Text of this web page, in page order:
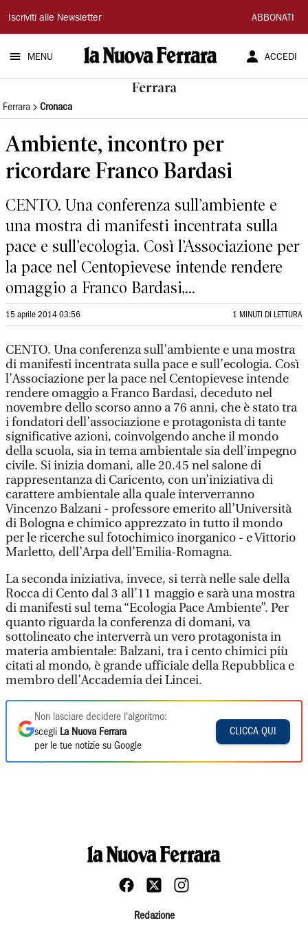
La
Nuova
Ferrara
Iscriviti alle Newsletter ABBONATI
MENU ACCEDI
Ferrara
Ferrara Cronaca
Ambiente, incontro per
ricordare Franco Bardasi
CENTO. Una conferenza sull’ambiente e
una mostra di manifesti incentrata sulla
pace e sull’ecologia. Così l’Associazione per
la pace nel Centopievese intende rendere
omaggio a Franco Bardasi,...
15 aprile 2014 03:56 1 MINUTI DI LETTURA
CENTO. Una conferenza sull’ambiente e una mostra
di manifesti incentrata sulla pace e sull’ecologia. Così
l’Associazione per la pace nel Centopievese intende
rendere omaggio a Franco Bardasi, deceduto nel
novembre dello scorso anno a 76 anni, che è stato tra
i fondatori dell’associazione e protagonista di tante
significative azioni, coinvolgendo anche il mondo
della scuola, sia in tema ambientale sia dell’impegno
civile. Si inizia domani, alle 20.45 nel salone di
rappresentanza di Caricento, con un’iniziativa di
carattere ambientale alla quale interverranno
Vincenzo Balzani - professore emerito all’Università
di Bologna e chimico apprezzato in tutto il mondo
per le ricerche sul fotochimico inorganico - e Vittorio
Marletto, dell’Arpa dell’Emilia-Romagna.
La seconda iniziativa, invece, si terrà nelle sale della
Rocca di Cento dal 3 all’11 maggio e sarà una mostra
di manifesti sul tema “Ecologia Pace Ambiente”. Per
quanto riguarda la conferenza di domani, va
sottolineato che interverrà un vero protagonista in
materia ambientale: Balzani, tra i cento chimici più
citati al mondo, è grande ufficiale della Repubblica e
membro dell’Accademia dei Lincei.
Non lasciare decidere l'algoritmo:
scegli La Nuova Ferrara
per le tue notizie su Google
CLICCA QUI
Redazione